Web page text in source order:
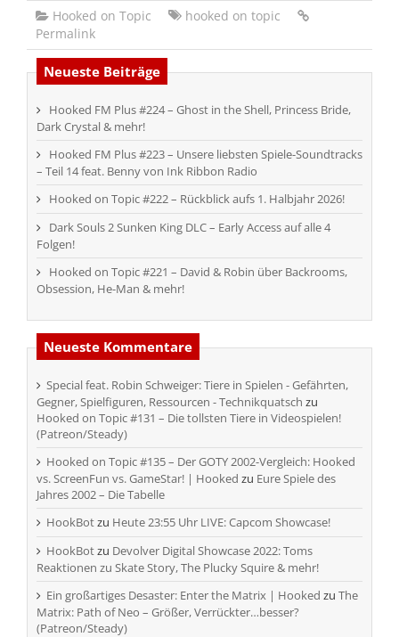
Hooked on Topic
hooked on topic
Permalink
Neueste Beiträge
Hooked FM Plus #224 – Ghost in the Shell, Princess Bride,
Dark Crystal & mehr!
Hooked FM Plus #223 – Unsere liebsten Spiele-Soundtracks
– Teil 14 feat. Benny von Ink Ribbon Radio
Hooked on Topic #222 – Rückblick aufs 1. Halbjahr 2026!
Dark Souls 2 Sunken King DLC – Early Access auf alle 4
Folgen!
Hooked on Topic #221 – David & Robin über Backrooms,
Obsession, He-Man & mehr!
Neueste Kommentare
Special feat. Robin Schweiger: Tiere in Spielen - Gefährten,
Gegner, Spielfiguren, Ressourcen - Technikquatsch zu
Hooked on Topic #131 – Die tollsten Tiere in Videospielen!
(Patreon/Steady)
Hooked on Topic #135 – Der GOTY 2002-Vergleich: Hooked
vs. ScreenFun vs. GameStar! | Hooked zu Eure Spiele des
Jahres 2002 – Die Tabelle
HookBotzu Heute 23:55 Uhr LIVE: Capcom Showcase!
HookBotzu Devolver Digital Showcase 2022: Toms
Reaktionen zu Skate Story, The Plucky Squire & mehr!
Ein großartiges Desaster: Enter the Matrix | Hooked zu The
Matrix: Path of Neo – Größer, Verrückter…besser?
(Patreon/Steady)